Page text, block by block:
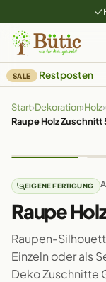
SALE Restposten
Start›Dekoration›Holz›
Raupe Holz
EIGENE FERTIGUNG
Raupe
Raupen-
Einzeln oder als
Deko Zuschnitte